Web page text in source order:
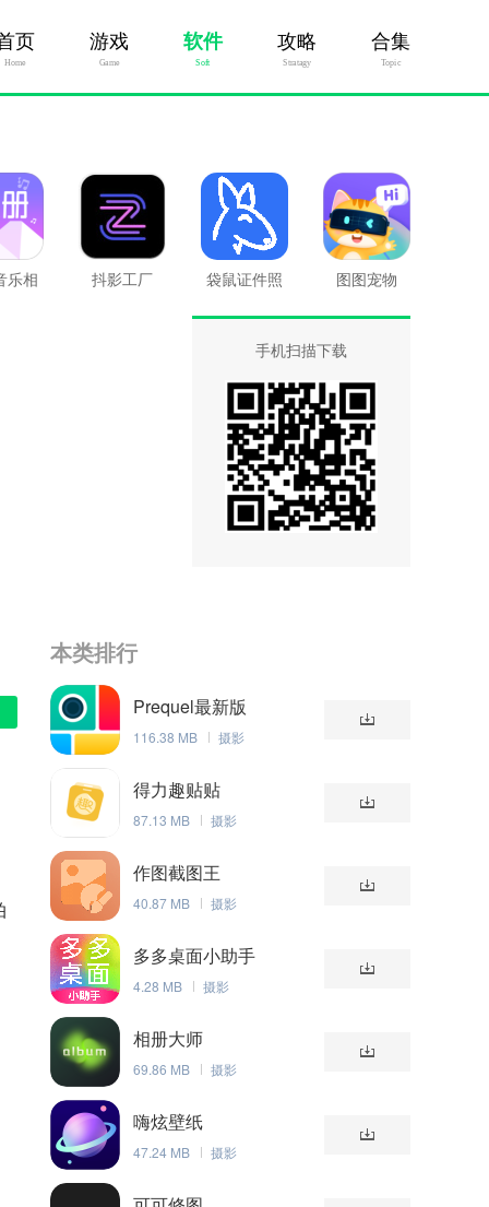
页
Home
游戏
Game
软件
Soft
攻略
Stratagy
合集
Topic
乐相
抖影工厂 袋鼠证件照 图图宠物
手机扫描下载
本类排行
Prequel最新版
116.38 MB 摄影
得力趣贴贴
87.13 MB 摄影
作图截图王
40.87 MB 摄影
多多桌面小助手
4.28 MB 摄影
相册大师
69.86 MB 摄影
嗨炫壁纸
47.24 MB 摄影